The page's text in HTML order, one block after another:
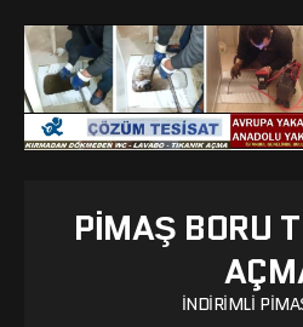
PIMAŞ BORU
İNDIRIMLI